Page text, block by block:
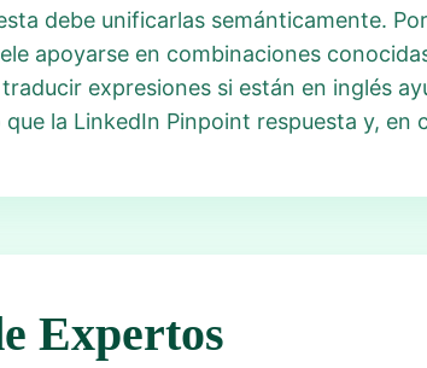
debe unificarlas semánticamente.
apoyarse en combinaciones
expresiones si están en inglés
la LinkedIn Pinpoint respuesta y,
Expertos